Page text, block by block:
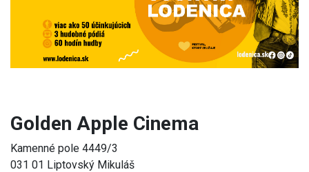
Next
Golden Apple Cinema
Kamenné pole 4449/3
031 01 Liptovský Mikuláš